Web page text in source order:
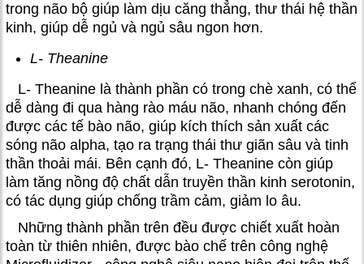
trong não bộ giúp làm dịu căng thẳng, thư thái hệ thần
kinh, giúp dễ ngủ và ngủ sâu ngon hơn.
L- Theanine
L- Theanine là thành phần có trong chè xanh, có thể
dễ dàng đi qua hàng rào máu não, nhanh chóng đến
được các tế bào não, giúp kích thích sản xuất các
sóng não alpha, tạo ra trạng thái thư giãn sâu và tinh
thần thoải mái. Bên cạnh đó, L- Theanine còn giúp
làm tăng nồng độ chất dẫn truyền thần kinh serotonin,
có tác dụng giúp chống trầm cảm, giảm lo âu.
Những thành phần trên đều được chiết xuất hoàn
toàn từ thiên nhiên, được bào chế trên công nghệ